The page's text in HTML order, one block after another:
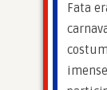
Fata